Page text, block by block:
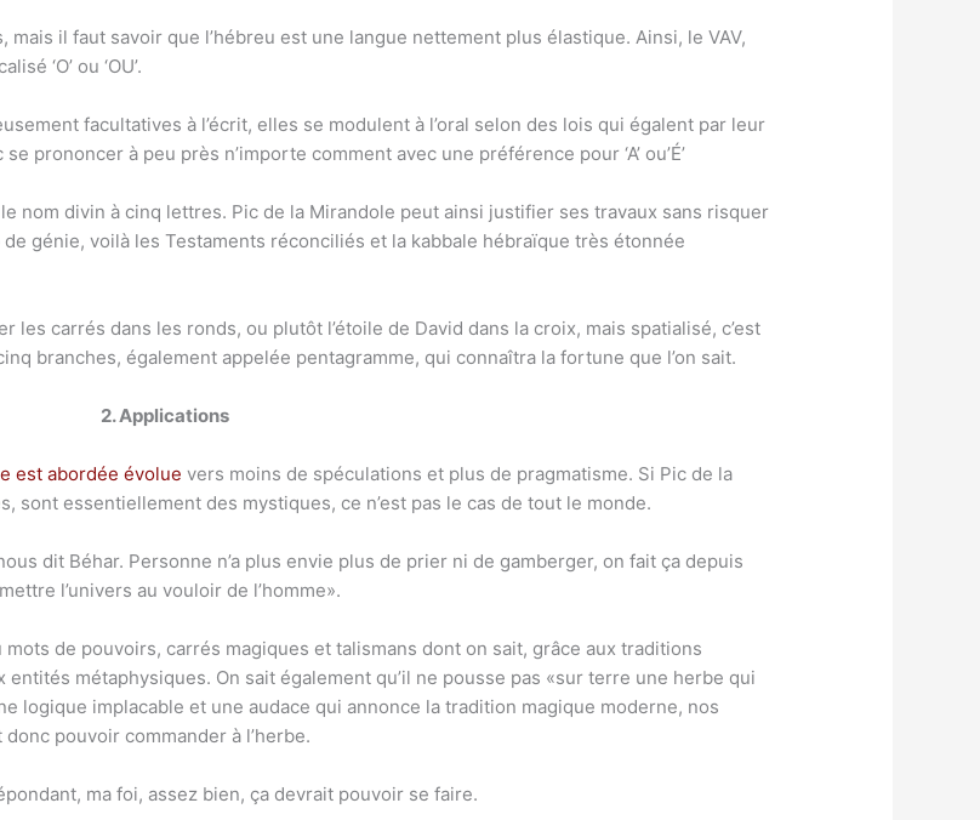
il faut savoir que l’hébreu est une langue nettement plus élastique. Ainsi, le VAV,
‘O’ ou ‘OU’.
facultatives à l’écrit, elles se modulent à l’oral selon des lois qui égalent par leur
prononcer à peu près n’importe comment avec une préférence pour ‘A’ ou’É’
nom divin à cinq lettres. Pic de la Mirandole peut ainsi justifier ses travaux sans risquer
génie, voilà les Testaments réconciliés et la kabbale hébraïque très étonnée
les carrés dans les ronds, ou plutôt l’étoile de David dans la croix, mais spatialisé, c’est
branches, également appelée pentagramme, qui connaîtra la fortune que l’on sait.
2. Applications
est abordée évolue vers moins de spéculations et plus de pragmatisme. Si Pic de la
sont essentiellement des mystiques, ce n’est pas le cas de tout le monde.
dit Béhar. Personne n’a plus envie plus de prier ni de gamberger, on fait ça depuis
l’univers au vouloir de l’homme».
mots de pouvoirs, carrés magiques et talismans dont on sait, grâce aux traditions
métaphysiques. On sait également qu’il ne pousse pas «sur terre une herbe qui
logique implacable et une audace qui annonce la tradition magique moderne, nos
pouvoir commander à l’herbe.
ma foi, assez bien, ça devrait pouvoir se faire.